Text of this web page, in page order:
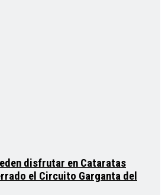
disfrutar en Cataratas
el Circuito Garganta del